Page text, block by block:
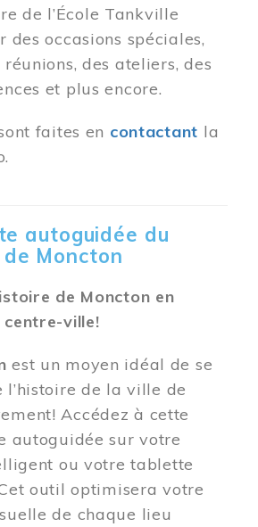
de l’École Tankville
des occasions spéciales,
des ateliers, des
et plus encore.
faites en contactant la
autoguidée du
Moncton
de Moncton en
ville!
est un moyen idéal de se
l’histoire de la ville de
Accédez à cette
autoguidée sur votre
ou votre tablette
outil optimisera votre
de chaque lieu